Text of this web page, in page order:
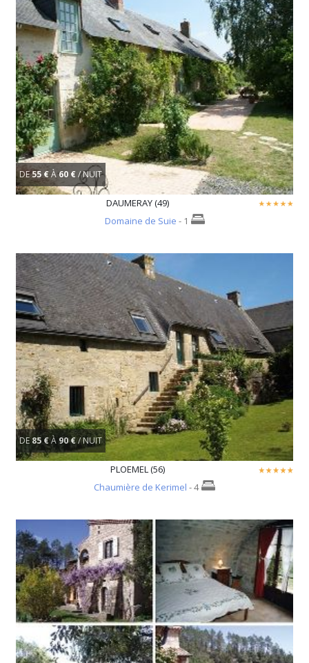
DE55 €À60 €/ NUIT
DAUMERAY (49)
Domaine de Suie - 1
DE85 €À90 €/ NUIT
PLOEMEL (56)
Chaumière de Kerimel - 4